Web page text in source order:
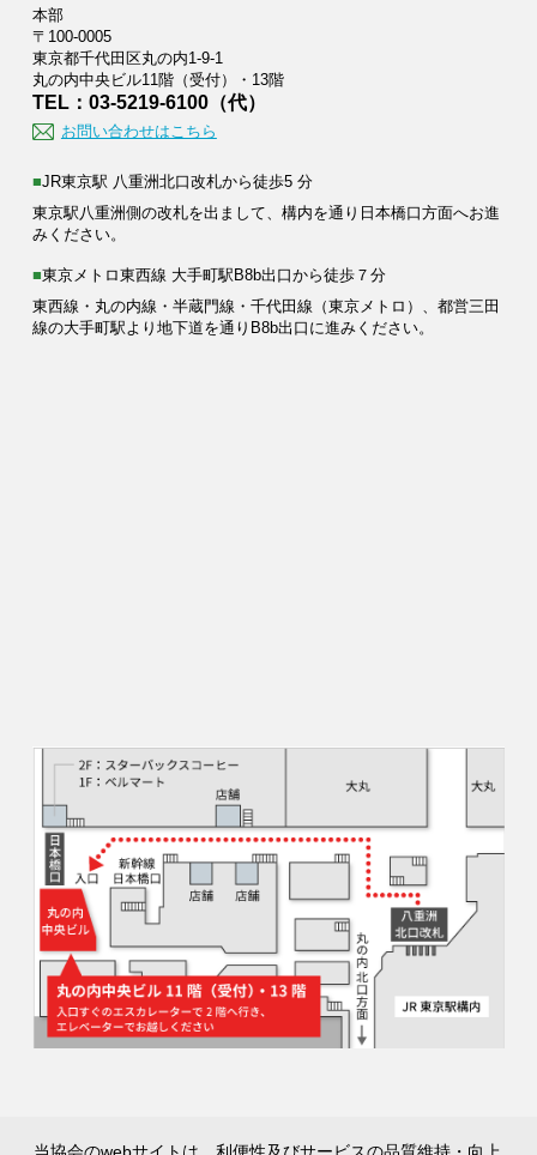
本部
〒100-0005
東京都千代田区丸の内1-9-1
丸の内中央ビル11階（受付）・13階
TEL：03-5219-6100（代）
お問い合わせはこちら
■JR東京駅 八重洲北口改札から徒歩5 分
東京駅八重洲側の改札を出まして、構内を通り日本橋口方面へお進
みください。
■東京メトロ東西線 大手町駅B8b出口から徒歩７分
東西線・丸の内線・半蔵門線・千代田線（東京メトロ）、都営三田
線の大手町駅より地下道を通りB8b出口に進みください。